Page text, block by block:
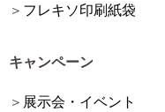
フレキソ印刷紙袋
キャンペーン
展示会・イベント